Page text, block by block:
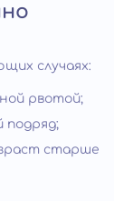
случаях:
рвотой;
подряд;
старше